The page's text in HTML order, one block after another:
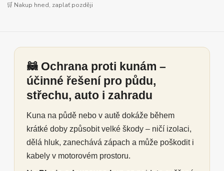
🛒 Nakup hned, zaplať později
🦝 Ochrana proti kunám –
účinné řešení pro půdu,
střechu, auto i zahradu
Kuna na půdě nebo v autě dokáže během
krátké doby způsobit velké škody – ničí izolaci,
dělá hluk, zanechává zápach a může poškodit i
kabely v motorovém prostoru.